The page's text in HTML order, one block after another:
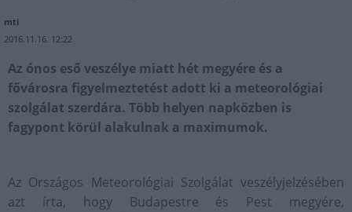
mti
2016.11.16. 12:22
Az ónos eső veszélye miatt hét megyére és a
fővárosra figyelmeztetést adott ki a meteorológiai
szolgálat szerdára. Több helyen napközben is
fagypont körül alakulnak a maximumok.
Az Országos Meteorológiai Szolgálat veszélyjelzésében
azt írta, hogy Budapestre és Pest megyére,